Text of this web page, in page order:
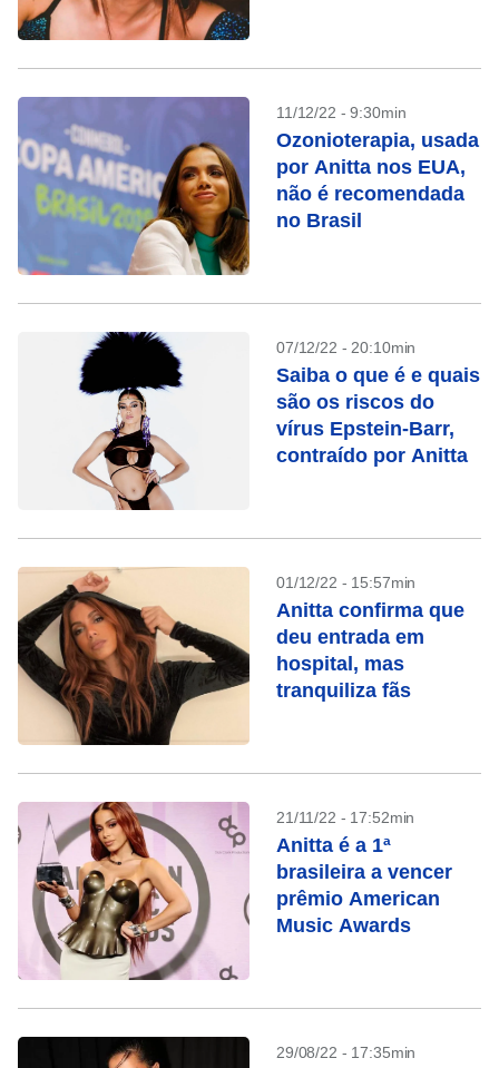
11/12/22 - 9:30min
Ozonioterapia, usada
por Anitta nos EUA,
não é recomendada
no Brasil
07/12/22 - 20:10min
Saiba o que é e quais
são os riscos do
vírus Epstein-Barr,
contraído por Anitta
01/12/22 - 15:57min
Anitta confirma que
deu entrada em
hospital, mas
tranquiliza fãs
21/11/22 - 17:52min
Anitta é a 1ª
brasileira a vencer
prêmio American
Music Awards
29/08/22 - 17:35min